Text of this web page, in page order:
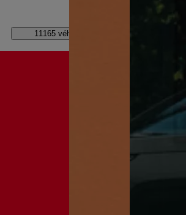
11165 véhicules disponibles